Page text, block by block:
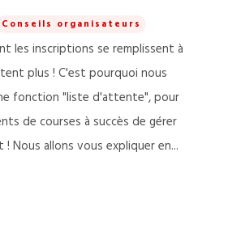
Conseils organisateurs
les inscriptions se remplissent à
plus ! C'est pourquoi nous
fonction "liste d'attente", pour
de courses à succès de gérer
! Nous allons vous expliquer en...